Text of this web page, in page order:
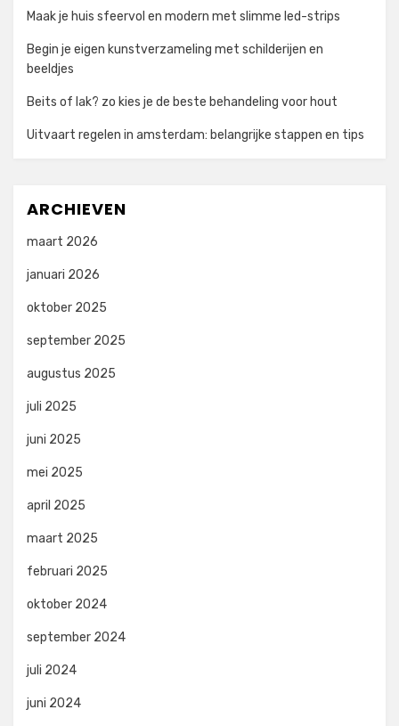
Maak je huis sfeervol en modern met slimme led-strips
Begin je eigen kunstverzameling met schilderijen en
beeldjes
Beits of lak? zo kies je de beste behandeling voor hout
Uitvaart regelen in amsterdam: belangrijke stappen en tips
ARCHIEVEN
maart 2026
januari 2026
oktober 2025
september 2025
augustus 2025
juli 2025
juni 2025
mei 2025
april 2025
maart 2025
februari 2025
oktober 2024
september 2024
juli 2024
juni 2024